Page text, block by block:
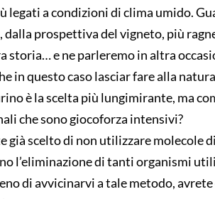
legati a condizioni di clima umido.
dalla prospettiva del vigneto, più
storia… e ne parleremo in altra
in questo caso lasciar fare alla
è la scelta più lungimirante, ma
che sono giocoforza intensivi?
già scelto di non utilizzare molecole
l’eliminazione di tanti organismi
di avvicinarvi a tale metodo,